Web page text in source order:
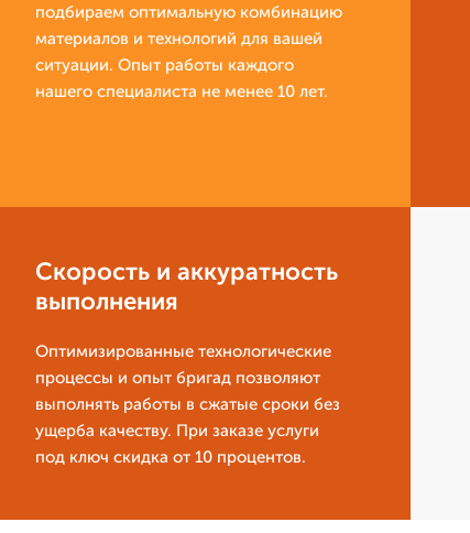
подбираем оптимальную комбинацию
материалов и технологий для вашей
ситуации. Опыт работы каждого
нашего специалиста не менее 10 лет.
Скорость и аккуратность
выполнения
Оптимизированные технологические
процессы и опыт бригад позволяют
выполнять работы в сжатые сроки без
ущерба качеству. При заказе услуги
под ключ скидка от 10 процентов.